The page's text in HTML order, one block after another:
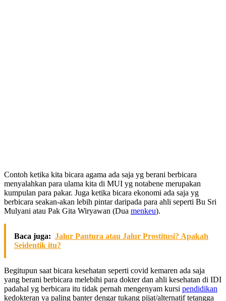
Contoh ketika kita bicara agama ada saja yg berani berbicara
menyalahkan para ulama kita di MUI yg notabene merupakan
kumpulan para pakar. Juga ketika bicara ekonomi ada saja yg
berbicara seakan-akan lebih pintar daripada para ahli seperti Bu Sri
Mulyani atau Pak Gita Wiryawan (Dua menkeu).
Baca juga: Jalur Pantura atau Jalur Prostitusi? Apakah
Seidentik itu?
Begitupun saat bicara kesehatan seperti covid kemaren ada saja
yang berani berbicara melebihi para dokter dan ahli kesehatan di IDI
padahal yg berbicara itu tidak pernah mengenyam kursi pendidikan
kedokteran ya paling banter dengar tukang pijat/alternatif tetangga